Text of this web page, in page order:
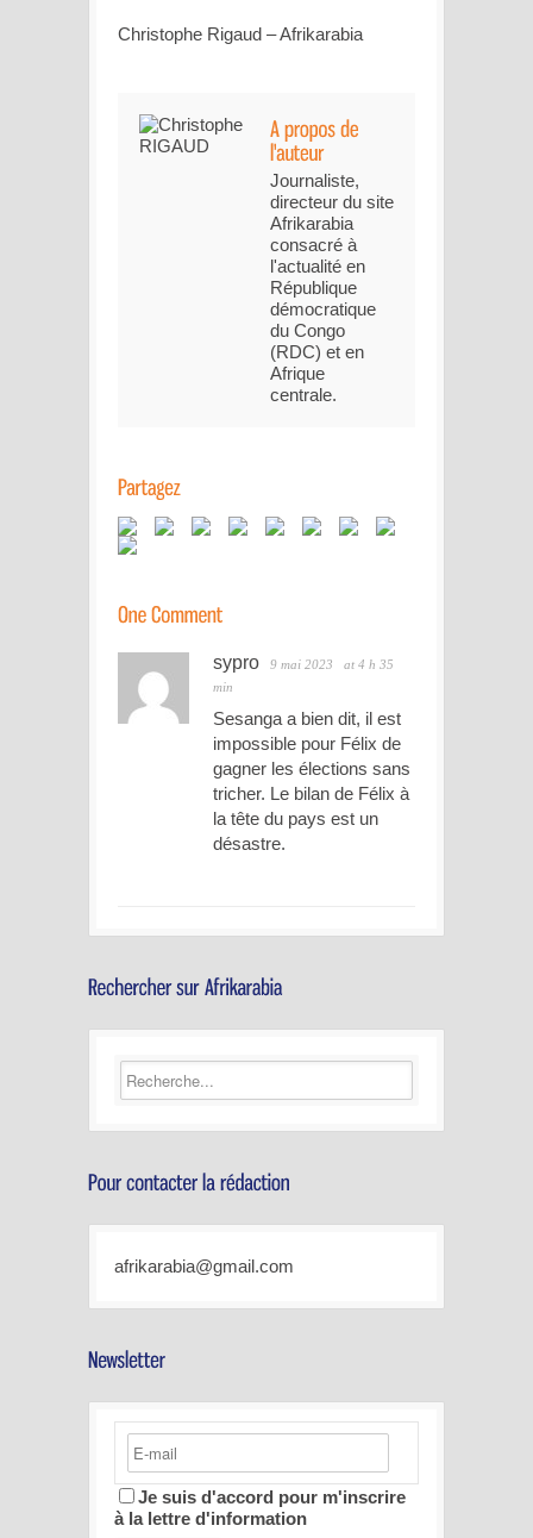
Christophe Rigaud – Afrikarabia
Journaliste,
directeur du site
Afrikarabia
consacré à
l'actualité en
République
démocratique
du Congo
(RDC) et en
Afrique
centrale.
sypro 9 mai 2023
at 4 h 35
min
Sesanga a bien dit, il est
impossible pour Félix de
gagner les élections sans
tricher. Le bilan de Félix à
la tête du pays est un
désastre.
afrikarabia@gmail.com
Je suis d'accord pour m'inscrire
à la lettre d'information